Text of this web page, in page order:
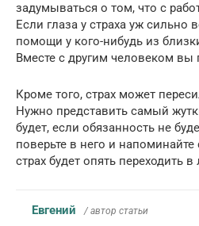
задумываться о том, что с
Если глаза у страха уж сильно
помощи у кого-нибудь из
Вместе с другим человеком вы
Кроме того, страх может
Нужно представить самый
будет, если обязанность не
поверьте в него и напоминайте
страх будет опять переходить в
Евгений / автор статьи